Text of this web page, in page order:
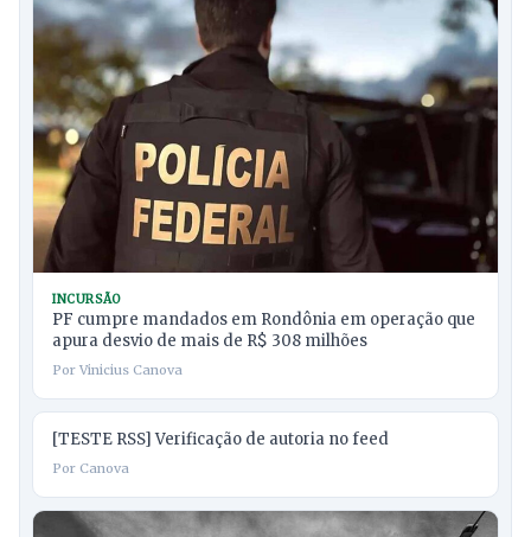
INCURSÃO
PF cumpre mandados em Rondônia em operação que
apura desvio de mais de R$ 308 milhões
Por Vinicius Canova
[TESTE RSS] Verificação de autoria no feed
Por Canova